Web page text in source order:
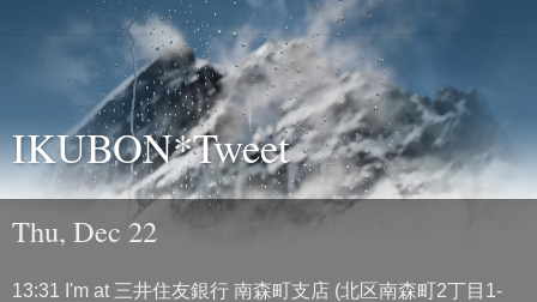
IKUBON*Tweet
Thu, Dec 22
13:31 I'm at 三井住友銀行 南森町支店 (北区南森町2丁目1-